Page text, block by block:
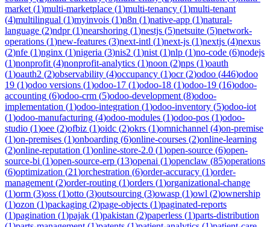
market (1)multi-marketplace (1)multi-tenancy (1)multi-tenant
(4)multilingual (1)myinvois (1)n8n (1)native-app (1)natural-
language (2)ndpr(1)nearshoring (1)nestjs (5)netsuite (5)network-
operations (1)new-features (3)next-intl (1)next-js (1)nextjs (4)nexus
(2)nfe (1)nginx (1)nigeria (3)nis2 (1)nist (1)nlp (1)no-code (6)nodejs
(1)nonprofit (4)nonprofit-analytics (1)noon (2)nps (1)oauth
(1)oauth2 (2)observability (4)occupancy (1)ocr(2)odoo (446)odoo
19 (1)odoo versions (1)odoo-17 (1)odoo-18 (1)odoo-19 (16)odoo-
accounting (6)odoo-crm (5)odoo-development (8)odoo-
implementation (1)odoo-integration (1)odoo-inventory (5)odoo-iot
(1)odoo-manufacturing (4)odoo-modules (1)odoo-pos (1)odoo-
studio (1)oee (2)ofbiz (1)oidc (2)okrs (1)omnichannel (4)on-premise
(1)on-premises (1)onboarding (6)online-courses (2)online-learning
(2)online-reputation (1)online-store-2.0 (1)open-source (6)open-
source-bi (1)open-source-erp (13)openai (1)openclaw (85)operations
(6)optimization (21)orchestration (6)order-accuracy (1)order-
management (2)order-routing (1)orders (1)organizational-change
(1)orm (3)oss (1)otto (3)outsourcing (3)owasp (1)owl (2)ownership
(1)ozon (1)packaging (2)page-objects (1)paginated-reports
(1)pagination (1)pajak (1)pakistan (2)paperless (1)parts-distribution